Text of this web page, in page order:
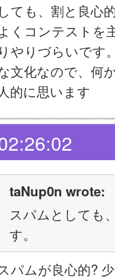
しても、割と良心
くコンテストを
りやりづらいです
文化なので、何
人的に思います
taNup0n wrote:
スパムとしても
す。
パムが良心的?